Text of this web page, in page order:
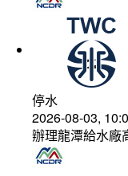
停水
2026-08-03,
辦理龍潭給水廠